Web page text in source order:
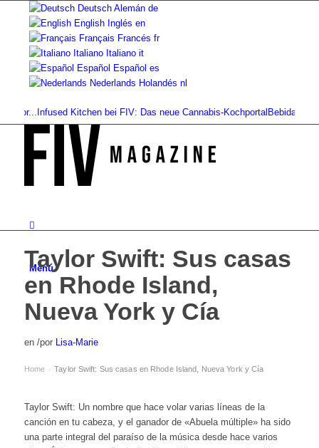
Deutsch Alemán de
English Inglés en
Français Francés fr
Italiano Italiano it
Español Español es
Nederlands Holandés nl
Infused Kitchen bei FIV: Das neue Cannabis-KochportalBebidas de
Menú
Taylor Swift: Sus casas
en Rhode Island,
Nueva York y Cía
en /por Lisa-Marie
Home › Taylor Swift: Sus casas en Rhode Island, Nueva York y Cía
Taylor Swift: Un nombre que hace volar varias líneas de la
canción en tu cabeza, y el ganador de «Abuela múltiple» ha sido
una parte integral del paraíso de la música desde hace varios